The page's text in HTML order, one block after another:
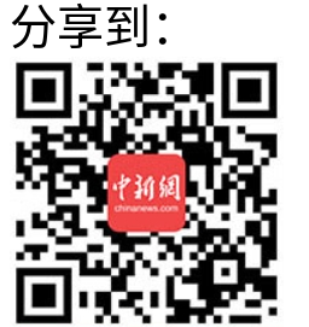
分享到：